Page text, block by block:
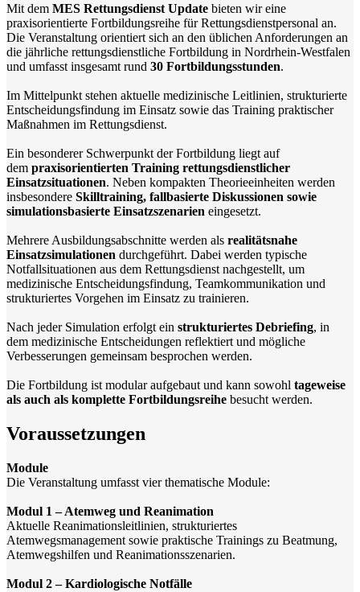
Mit dem MES Rettungsdienst Update bieten wir eine
praxisorientierte Fortbildungsreihe für Rettungsdienstpersonal an.
Die Veranstaltung orientiert sich an den üblichen Anforderungen an
die jährliche rettungsdienstliche Fortbildung in Nordrhein-Westfalen
und umfasst insgesamt rund 30 Fortbildungsstunden.
Im Mittelpunkt stehen aktuelle medizinische Leitlinien, strukturierte
Entscheidungsfindung im Einsatz sowie das Training praktischer
Maßnahmen im Rettungsdienst.
Ein besonderer Schwerpunkt der Fortbildung liegt auf
dem praxisorientierten Training rettungsdienstlicher
Einsatzsituationen. Neben kompakten Theorieeinheiten werden
insbesondere Skilltraining, fallbasierte Diskussionen sowie
simulationsbasierte Einsatzszenarien eingesetzt.
Mehrere Ausbildungsabschnitte werden als realitätsnahe
Einsatzsimulationen durchgeführt. Dabei werden typische
Notfallsituationen aus dem Rettungsdienst nachgestellt, um
medizinische Entscheidungsfindung, Teamkommunikation und
strukturiertes Vorgehen im Einsatz zu trainieren.
Nach jeder Simulation erfolgt ein strukturiertes Debriefing, in
dem medizinische Entscheidungen reflektiert und mögliche
Verbesserungen gemeinsam besprochen werden.
Die Fortbildung ist modular aufgebaut und kann sowohl tageweise
als auch als komplette Fortbildungsreihe besucht werden.
Voraussetzungen
Module
Die Veranstaltung umfasst vier thematische Module:
Modul 1 – Atemweg und Reanimation
Aktuelle Reanimationsleitlinien, strukturiertes
Atemwegsmanagement sowie praktische Trainings zu Beatmung,
Atemwegshilfen und Reanimationsszenarien.
Modul 2 – Kardiologische Notfälle